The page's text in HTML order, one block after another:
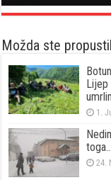
Možda ste
1.
24.